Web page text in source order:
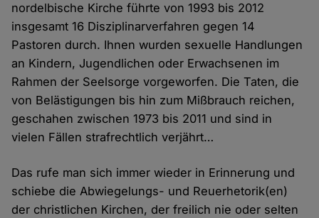
nordelbische Kirche führte von 1993 bis 2012
insgesamt 16 Disziplinarverfahren gegen 14
Pastoren durch. Ihnen wurden sexuelle Handlungen
an Kindern, Jugendlichen oder Erwachsenen im
Rahmen der Seelsorge vorgeworfen. Die Taten, die
von Belästigungen bis hin zum Mißbrauch reichen,
geschahen zwischen 1973 bis 2011 und sind in
vielen Fällen strafrechtlich verjährt…
Das rufe man sich immer wieder in Erinnerung und
schiebe die Abwiegelungs- und Reuerhetorik(en)
der christlichen Kirchen, der freilich nie oder selten